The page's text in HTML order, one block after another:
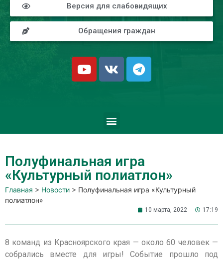
Версия для слабовидящих
Обращения граждан
Полуфинальная игра
«Культурный полиатлон»
Главная > Новости > Полуфинальная игра «Культурный
полиатлон»
10 марта, 2022 17:19
8 команд из Красноярского края — около 60 человек —
собрались вместе для игры! Событие прошло под